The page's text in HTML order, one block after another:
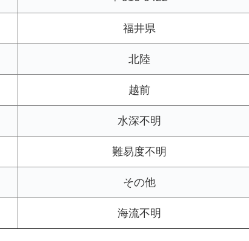
福井県
北陸
越前
水深不明
難易度不明
その他
海流不明